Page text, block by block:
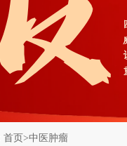
首页 >中医肿瘤